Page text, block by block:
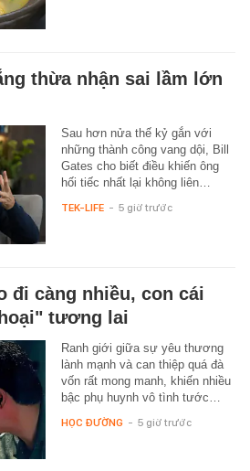
thừa nhận sai lầm lớn
Sau hơn nửa thế kỷ gắn với
những thành công vang dội, Bill
Gates cho biết điều khiến ông
hối tiếc nhất lại không liên…
TEK-LIFE - 5 giờ trước
đi càng nhiều, con cái
tương lai
Ranh giới giữa sự yêu thương
lành mạnh và can thiệp quá đà
vốn rất mong manh, khiến nhiều
bậc phụ huynh vô tình tước…
HỌC ĐƯỜNG - 5 giờ trước